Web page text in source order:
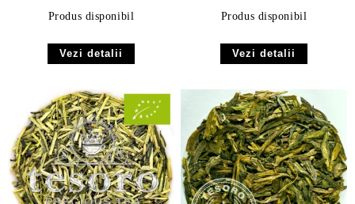
Produs disponibil
Vezi detalii
Produs disponibil
Vezi detalii